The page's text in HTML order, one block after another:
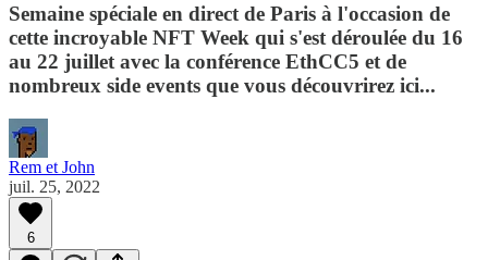
Semaine spéciale en direct de Paris à l'occasion de
cette incroyable NFT Week qui s'est déroulée du 16
au 22 juillet avec la conférence EthCC5 et de
nombreux side events que vous découvrirez ici...
Rem et John
juil. 25, 2022
6